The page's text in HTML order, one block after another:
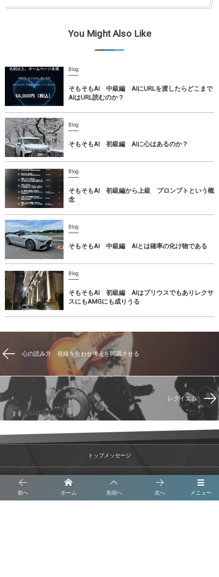
You Might Also Like
Blog
そもそもAI 中級編 AIにURLを渡したらどこまで
AIはURL読むのか？
Blog
そもそもAI 初級編 AIに心はあるのか？
Blog
そもそもAI 初級編から上級 プロンプトという概
念
Blog
そもそもAI 中級編 AIとは確率の化け物である
Blog
そもそもAI 初級編 AIはプリウスでもありレクサ
スにもAMGにも成りうる
心の読み方 視線を合わせ考えを同調させる
レクイエム
メニュー
前へ ホーム 先頭へ 次へ
トップメッセージ
事業内容